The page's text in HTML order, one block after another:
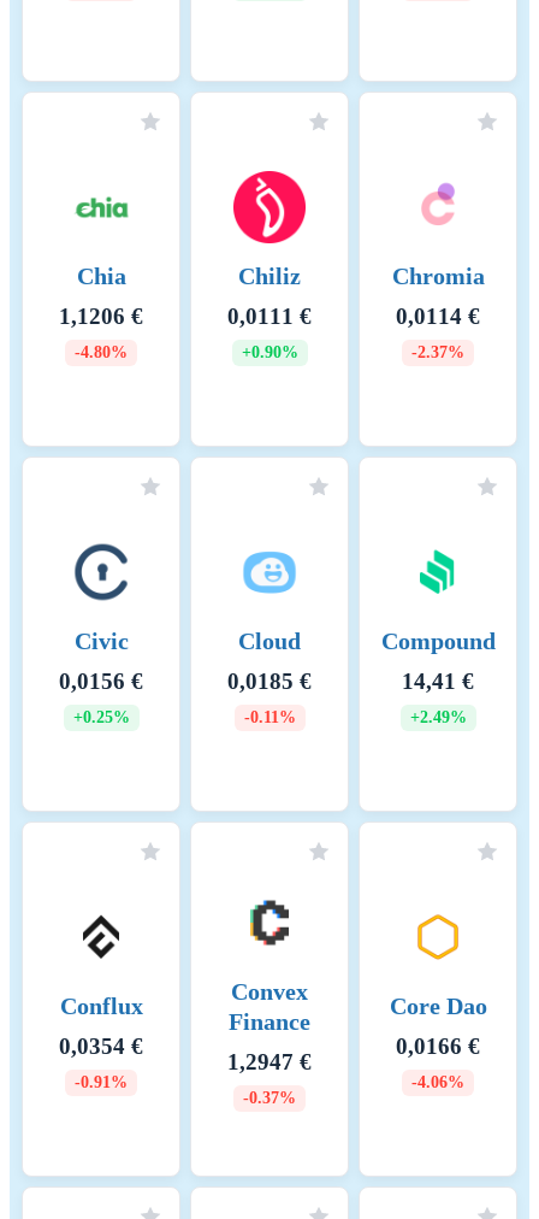
Chia
1,1206 €
-4.80%
Chiliz
0,0111 €
+0.90%
Chromia
0,0114 €
-2.37%
Civic
0,0156 €
+0.25%
Cloud
0,0185 €
-0.11%
Compound
14,41 €
+2.49%
Conflux
0,0354 €
-0.91%
Convex
Finance
1,2947 €
-0.37%
Core Dao
0,0166 €
-4.06%